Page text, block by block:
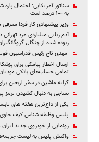
سناتور آمریکایی: احتمال پاره
به ۱۰۰ درصد است
وزیر پیشنهادی کار فردا
آدم ربایی میلیاردی مرد
ربوده شده از چنگال
مهدی تاج رئیس فدراسیون
ارسال اخطار پیامکی برای
تمامی حساب‌های بانکی
کرایه ماشین در سفر اربعین
نساجی به دنبال کشیدن ترمز
یکی از داغ‌ترین هفته های
پلیس وظیفه شناس کیف حاوی
رونمایی از خودروی جدید
واکنش پلیس به لیست